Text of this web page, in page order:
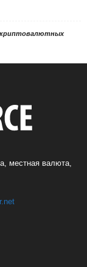
криптовалютных
местная валюта,